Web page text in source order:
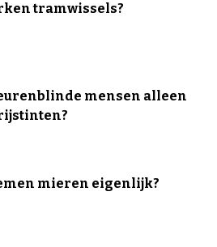
tramwissels?
mensen alleen
mieren eigenlijk?